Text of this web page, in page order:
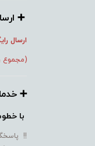
➕️
ارسال رایگان
(مجموع
➕️
با
!! پاسخگویی